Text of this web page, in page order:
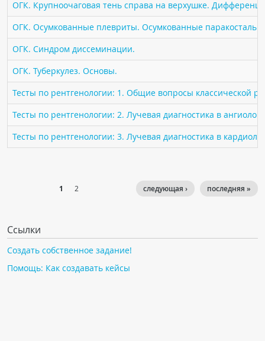
ПОМОЩЬ
ОГК. Крупноочаговая тень справа на верхушке.
ОГК. Осумкованные плевриты. Осумкованные
ОГК. Синдром диссеминации.
ОГК. Туберкулез. Основы.
Тесты по рентгенологии: 1. Общие вопросы классической
Тесты по рентгенологии: 2. Лучевая диагностика в
Тесты по рентгенологии: 3. Лучевая диагностика в
1 2 последняя »
следующая ›
Ссылки
Создать собственное задание!
Помощь: Как создавать кейсы